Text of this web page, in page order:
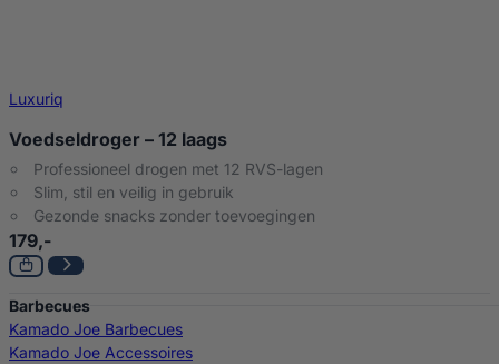
Luxuriq
Voedseldroger – 12 laags
Professioneel drogen met 12 RVS-lagen
Slim, stil en veilig in gebruik
Gezonde snacks zonder toevoegingen
179,-
Barbecues
Kamado Joe Barbecues
Kamado Joe Accessoires